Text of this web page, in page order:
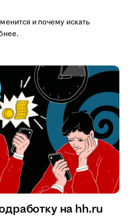
и почему искать
на hh.ru